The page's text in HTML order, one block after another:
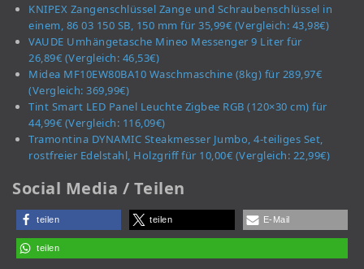
KNIPEX Zangenschlüssel Zange und Schraubenschlüssel in
einem, 86 03 150 SB, 150 mm für 35,99€ (Vergleich: 43,98€)
VAUDE Umhängetasche Mineo Messenger 9 Liter für
26,89€ (Vergleich: 46,53€)
Midea MF10EW80BA10 Waschmaschine (8kg) für 289,97€
(Vergleich: 369,99€)
Tint Smart LED Panel Leuchte Zigbee RGB (120×30 cm) für
44,99€ (Vergleich: 116,09€)
Tramontina DYNAMIC Steakmesser Jumbo, 4-teiliges Set,
rostfreier Edelstahl, Holzgriff für 10,00€ (Vergleich: 22,99€)
Social Media / Teilen
teilen teilen E-Mail
teilen